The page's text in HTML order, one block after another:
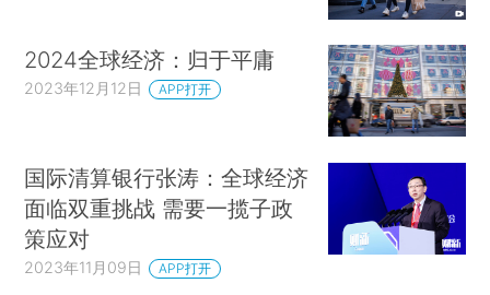
而大规模购买资产，通胀率仍持续低于目标水平。
如此宽松的货币环境在历史上经常导致通胀，但在
整个21世纪10年代并未出现。当然，极为宽松的货
币政策带来了其他方面的影响。资产价格因为低贴
政策进入市场，购入长期固定收益证券（如政府债
券），使得金融体系内充斥着极其宽裕的流动资
金，“安全资产”的收益率降低，由此增加了对风险
资产的需求。
2024全球经济：归于平庸
2023年12月12日 APP打开
国际清算银行张涛：全球经济
面临双重挑战 需要一揽子政
策应对
2023年11月09日 APP打开